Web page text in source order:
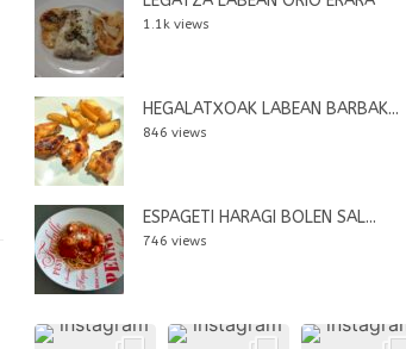
1.1k views
HEGALATXOAK LABEAN BARBAK...
846 views
ESPAGETI HARAGI BOLEN SAL...
746 views